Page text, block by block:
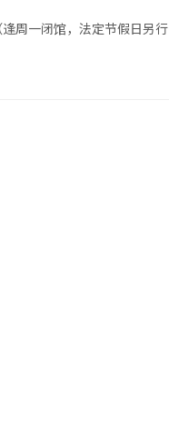
周一闭馆，法定节假日另行